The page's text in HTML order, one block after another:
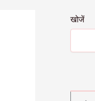
खोजें